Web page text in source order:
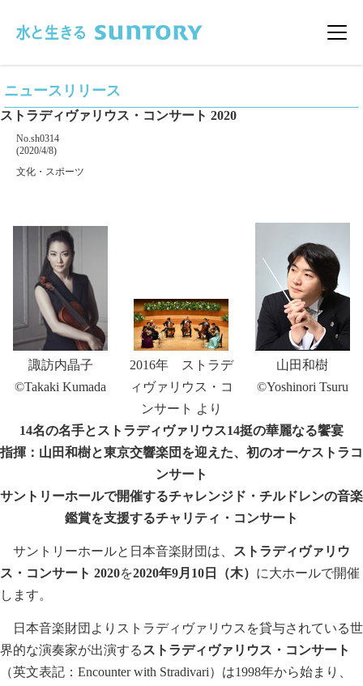
メ
ニュースリリース
ストラディヴァリウス・コンサート 2020
掲載番号
No.sh0314
掲載日
(2020/4/8)
カテゴリー
文化・スポーツ
諏訪内晶子
©Takaki Kumada
2016年 ストラデ
ィヴァリウス・コ
ンサート より
山田和樹
©Yoshinori Tsuru
14名の名手とストラディヴァリウス14挺の華麗なる饗宴
指揮：山田和樹と東京交響楽団を迎えた、初のオーケストラコ
ンサート
サントリーホールで開催するチャレンジド・チルドレンの音楽
鑑賞を支援するチャリティ・コンサート
サントリーホールと日本音楽財団は、
ストラディヴァリウ
ス・コンサート 2020を2020年9月10日（木） に大ホールで開催
します。
日本音楽財団よりストラディヴァリウスを貸与されている世
界的な演奏家が出演する ストラディヴァリウス・コンサート
（英文表記：Encounter with Stradivari）は1998年から始まり、